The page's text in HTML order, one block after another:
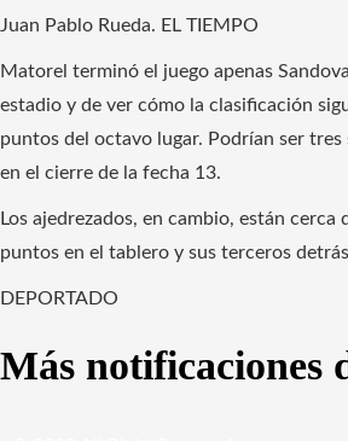
Juan Pablo Rueda. EL TIEMPO
Matorel terminó el juego apenas
estadio y de ver cómo la clasificación
puntos del octavo lugar. Podrían ser tres
en el cierre de la fecha 13.
Los ajedrezados, en cambio, están
puntos en el tablero y sus terceros
DEPORTADO
Más notificaciones